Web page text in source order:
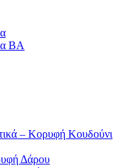
ΒΑ
– Κορυφή Κουδούνι
Δάρου